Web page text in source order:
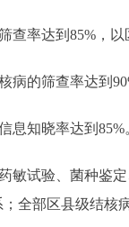
率达到85%，以
的筛查率达到
知晓率达到85%
试验、菌种鉴定
全部区县级结核